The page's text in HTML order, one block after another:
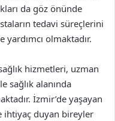
da göz önünde
tedavi süreçlerini
olmaktadır.
hizmetleri, uzman
sağlık alanında
İzmir’de yaşayan
ihtiyaç duyan bireyler